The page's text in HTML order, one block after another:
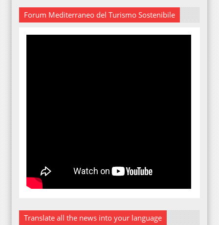
Forum Mediterraneo del Turismo Sostenibile
Translate all the news into your language